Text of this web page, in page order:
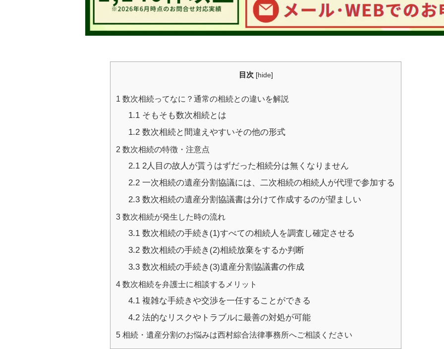
目次 [hide]
1 数次相続ってなに？通常の相続との違いを解説
1.1そもそも数次相続とは
1.2数次相続と間違えやすいその他の形式
2 数次相続の特徴・注意点
2.12人目の故人が貰うはずだった相続分は無くなりません
2.2一次相続の遺産分割協議には、二次相続の相続人が代理で参加する
2.3数次相続の遺産分割協議書は分けて作成するのが望ましい
3 数次相続が発生した時の流れ
3.1数次相続の手続き(1)すべての相続人を調査し確定させる
3.2数次相続の手続き(2)相続放棄をするか判断
3.3数次相続の手続き(3)遺産分割協議書の作成
4 数次相続を弁護士に相談するメリット
4.1複雑な手続きや交渉を一任することができる
4.2法的なリスクやトラブルに最善の対処が可能
5 相続・遺産分割のお悩みは西村綜合法律事務所へご相談ください